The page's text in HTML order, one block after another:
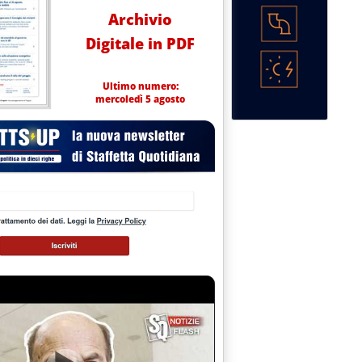
Archivio
Digitale in PDF
Ultimo numero:
mercoledì 5 agosto